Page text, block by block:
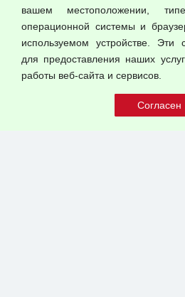
© 2026 ООО "Феникс"
Публичная оферта
вашем местоположении,
операционной системы и
используемом устройстве. Эти
для предоставления наших
работы веб-сайта и сервисов.